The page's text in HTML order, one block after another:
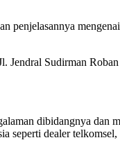
penjelasannya mengenai
Jendral Sudirman
dibidangnya dan
dealer